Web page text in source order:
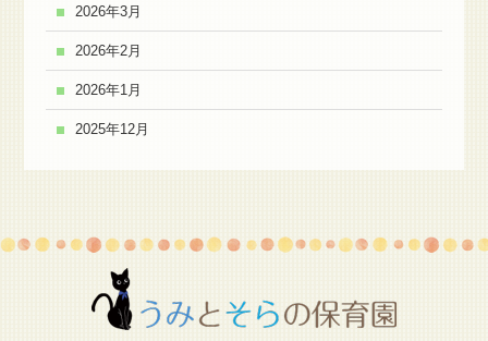
2026年3月
2026年2月
2026年1月
2025年12月